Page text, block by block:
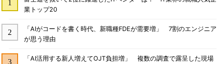
業トップ20
「AIがコードを書く時代、新職種FDEが需要増」 7割のエンジニア
が思う理由
「AI活用する新人増えてOJT負担増」 複数の調査で露呈した現場